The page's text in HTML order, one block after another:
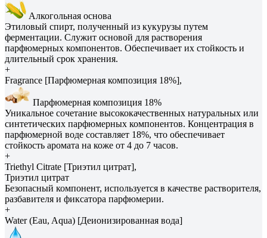
Алкогольная основа
Этиловый спирт, полученный из кукурузы путем
ферментации. Служит основой для растворения
парфюмерных компонентов. Обеспечивает их стойкость и
длительный срок хранения.
+
Fragrance [Парфюмерная композиция 18%],
Парфюмерная композиция 18%
Уникальное сочетание высококачественных натуральных или
синтетических парфюмерных компонентов. Концентрация в
парфюмерной воде составляет 18%, что обеспечивает
стойкость аромата на коже от 4 до 7 часов.
+
Triethyl Citrate [Триэтил цитрат],
Триэтил цитрат
Безопасный компонент, используется в качестве растворителя,
разбавителя и фиксатора парфюмерии.
+
Water (Eau, Aqua) [Деионизированная вода]